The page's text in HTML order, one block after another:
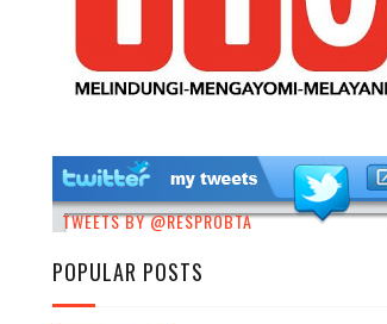
TWEETS BY @RESPROBTA
POPULAR POSTS